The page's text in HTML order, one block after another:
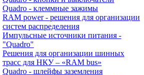
Quadro - клеммные зажимы
RAM power - решения для организации
систем распределения
Импульсные источники питания -
"Quadro"
Решения для организации шинных
трасс для НКУ – «RAM bus»
Quadro - шлейфы заземления